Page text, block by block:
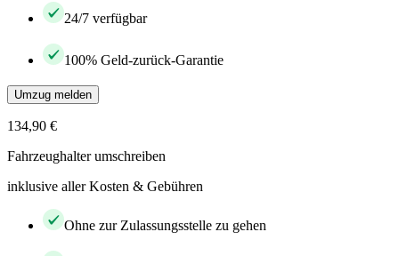
24/7 verfügbar
100% Geld-zurück-Garantie
Umzug melden
134,90 €
Fahrzeughalter umschreiben
inklusive aller Kosten & Gebühren
Ohne zur Zulassungsstelle zu gehen